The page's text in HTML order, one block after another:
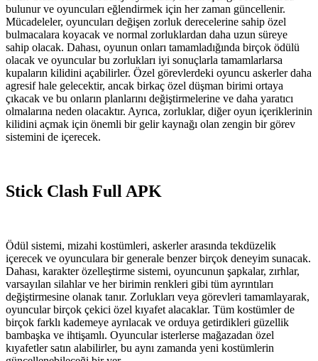
bulunur ve oyuncuları eğlendirmek için her zaman güncellenir.
Mücadeleler, oyuncuları değişen zorluk derecelerine sahip özel
bulmacalara koyacak ve normal zorluklardan daha uzun süreye
sahip olacak. Dahası, oyunun onları tamamladığında birçok ödülü
olacak ve oyuncular bu zorlukları iyi sonuçlarla tamamlarlarsa
kupaların kilidini açabilirler. Özel görevlerdeki oyuncu askerler daha
agresif hale gelecektir, ancak birkaç özel düşman birimi ortaya
çıkacak ve bu onların planlarını değiştirmelerine ve daha yaratıcı
olmalarına neden olacaktır. Ayrıca, zorluklar, diğer oyun içeriklerinin
kilidini açmak için önemli bir gelir kaynağı olan zengin bir görev
sistemini de içerecek.
Stick Clash Full APK
Ödül sistemi, mizahi kostümleri, askerler arasında tekdüzelik
içerecek ve oyunculara bir generale benzer birçok deneyim sunacak.
Dahası, karakter özelleştirme sistemi, oyuncunun şapkalar, zırhlar,
varsayılan silahlar ve her birimin renkleri gibi tüm ayrıntıları
değiştirmesine olanak tanır. Zorlukları veya görevleri tamamlayarak,
oyuncular birçok çekici özel kıyafet alacaklar. Tüm kostümler de
birçok farklı kademeye ayrılacak ve orduya getirdikleri güzellik
bambaşka ve ihtişamlı. Oyuncular isterlerse mağazadan özel
kıyafetler satın alabilirler, bu aynı zamanda yeni kostümlerin